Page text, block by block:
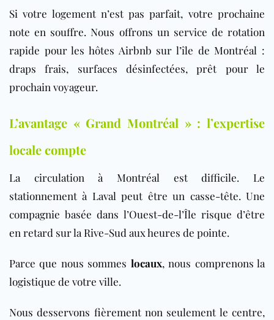
Si votre logement n’est pas parfait, votre prochaine
note en souffre. Nous offrons un service de rotation
rapide pour les hôtes Airbnb sur l’île de Montréal :
draps frais, surfaces désinfectées, prêt pour le
prochain voyageur.
L’avantage « Grand Montréal » : l’expertise
locale compte
La circulation à Montréal est difficile. Le
stationnement à Laval peut être un casse-tête. Une
compagnie basée dans l’Ouest-de-l’Île risque d’être
en retard sur la Rive-Sud aux heures de pointe.
Parce que nous sommes locaux, nous comprenons la
logistique de votre ville.
Nous desservons fièrement non seulement le centre,